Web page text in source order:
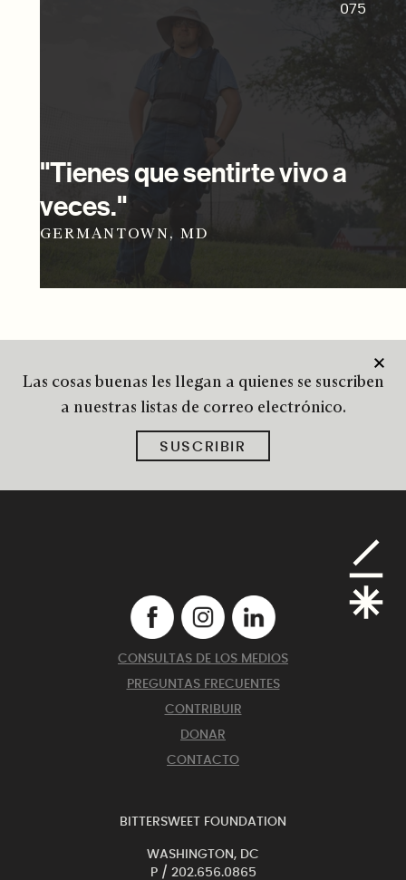
075
"Tienes que sentirte vivo a
veces."
GERMANTOWN, MD
Las cosas buenas les llegan a quienes se suscriben
a nuestras listas de correo electrónico.
SUSCRIBIR
CONSULTAS DE LOS MEDIOS
PREGUNTAS FRECUENTES
CONTRIBUIR
DONAR
CONTACTO
BITTERSWEET FOUNDATION
WASHINGTON, DC
P / 202.656.0865